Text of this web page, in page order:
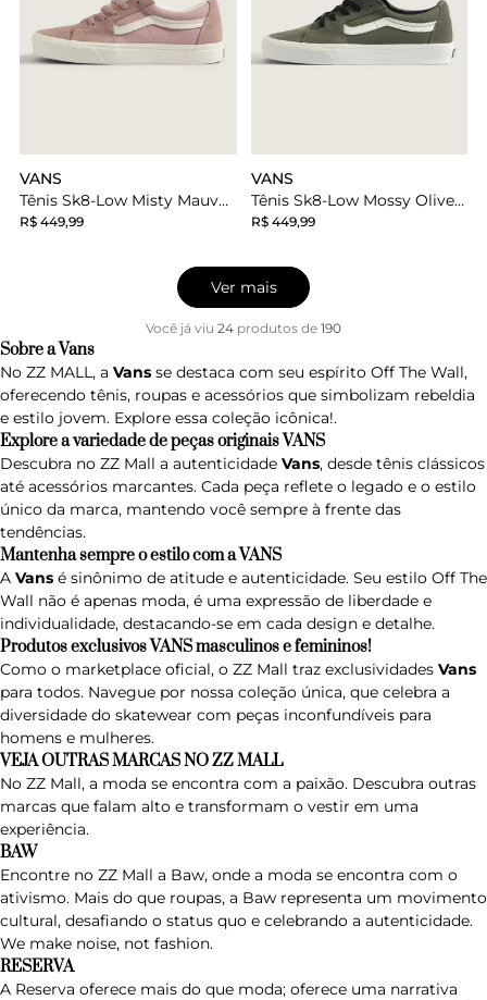
VANS
Tênis Sk8-Low Misty Mauve Egret
R$ 449,99
VANS
Tênis Sk8-Low Mossy Olive Egret
R$ 449,99
Ver mais
Você já viu 24 produtos de 190
Sobre a Vans
No ZZ MALL, a Vans se destaca com seu espírito Off The Wall,
oferecendo tênis, roupas e acessórios que simbolizam rebeldia
e estilo jovem. Explore essa coleção icônica!.
Explore a variedade de peças originais VANS
Descubra no ZZ Mall a autenticidade Vans, desde tênis clássicos
até acessórios marcantes. Cada peça reflete o legado e o estilo
único da marca, mantendo você sempre à frente das
tendências.
Mantenha sempre o estilo com a VANS
A Vans é sinônimo de atitude e autenticidade. Seu estilo Off The
Wall não é apenas moda, é uma expressão de liberdade e
individualidade, destacando-se em cada design e detalhe.
Produtos exclusivos VANS masculinos e femininos!
Como o marketplace oficial, o ZZ Mall traz exclusividades Vans
para todos. Navegue por nossa coleção única, que celebra a
diversidade do skatewear com peças inconfundíveis para
homens e mulheres.
VEJA OUTRAS MARCAS NO ZZ MALL
No ZZ Mall, a moda se encontra com a paixão. Descubra outras
marcas que falam alto e transformam o vestir em uma
experiência.
BAW
Encontre no ZZ Mall a Baw, onde a moda se encontra com o
ativismo. Mais do que roupas, a Baw representa um movimento
cultural, desafiando o status quo e celebrando a autenticidade.
We make noise, not fashion.
RESERVA
A Reserva oferece mais do que moda; oferece uma narrativa